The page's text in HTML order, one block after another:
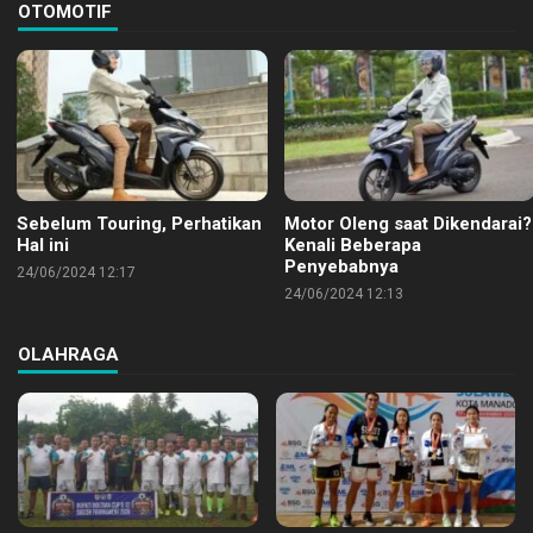
OTOMOTIF
Sebelum Touring, Perhatikan
Hal ini
24/06/2024 12:17
Motor Oleng saat Dikendarai?
Kenali Beberapa
Penyebabnya
24/06/2024 12:13
OLAHRAGA